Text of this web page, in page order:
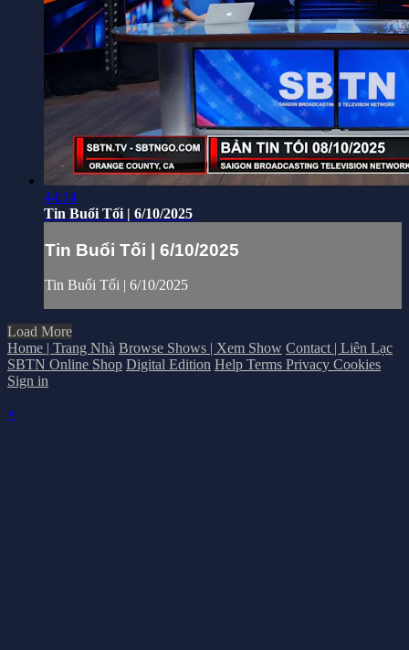
44:14
Tin Buổi Tối | 6/10/2025
Tin Buổi Tối | 6/10/2025
Tin Buổi Tối | 6/10/2025
Load More
Home | Trang Nhà Browse Shows | Xem Show Contact | Liên Lạc
SBTN Online Shop Digital Edition Help Terms Privacy Cookies
Sign in
×